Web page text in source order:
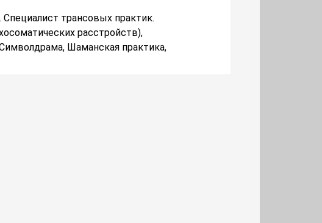
Специалист трансовых практик.
расстройств),
Шаманская практика,